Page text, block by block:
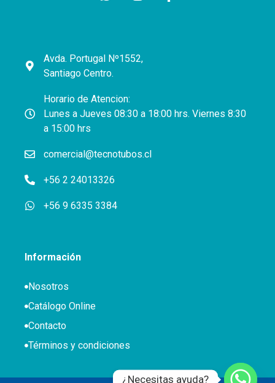
Avda. Portugal Nº1552,
Santiago Centro.
Horario de Atencion:
Lunes a Jueves 08:30 a 18:00 hrs. Viernes 8:30
a 15:00 hrs
comercial@tecnotubos.cl
+56 2 24013326
+56 9 6335 3384
Información
Nosotros
Catálogo Online
Contacto
Términos y condiciones
¿Necesitas ayuda?